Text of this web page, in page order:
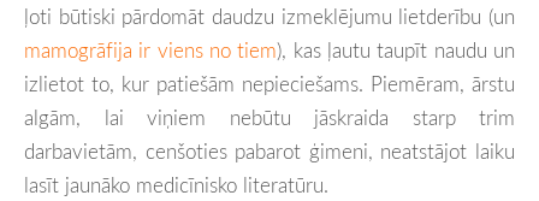
ļoti būtiski pārdomāt daudzu izmeklējumu lietderību (un
mamogrāfija ir viens no tiem), kas ļautu taupīt naudu un
izlietot to, kur patiešām nepieciešams. Piemēram, ārstu
algām, lai viņiem nebūtu jāskraida starp trim
darbavietām, cenšoties pabarot ģimeni, neatstājot laiku
lasīt jaunāko medicīnisko literatūru.